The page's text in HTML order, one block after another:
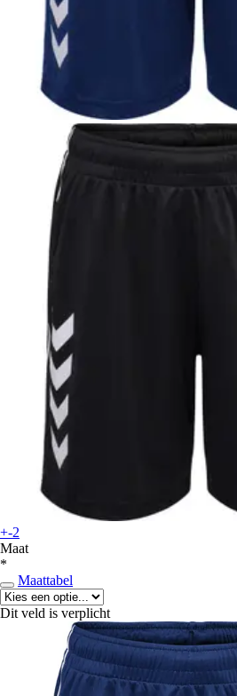
+-2
Maat
*
Maattabel
Dit veld is verplicht